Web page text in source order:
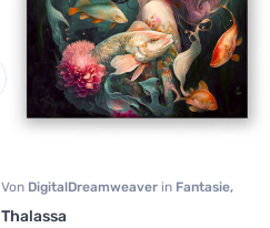
Von DigitalDreamweaver in Fantasie,
Malerei
Thalassa